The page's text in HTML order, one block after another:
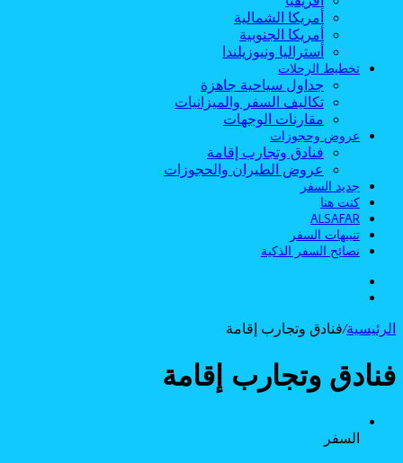
أمريكا الشمالية
أمريكا الجنوبية
أستراليا ونيوزيلندا
تخطيط الرحلات
جداول سياحية جاهزة
تكاليف السفر والميزانيات
مقارنات الوجهات
عروض وحجوزات
فنادق وتجارب إقامة
عروض الطيران والحجوزات
جديد السفر
كنت هنا
ALSAFAR
تنبيهات السفر
نصائح السفر الذكية
الرئيسية/فنادق وتجارب إقامة
فنادق وتجارب إقامة
السفر